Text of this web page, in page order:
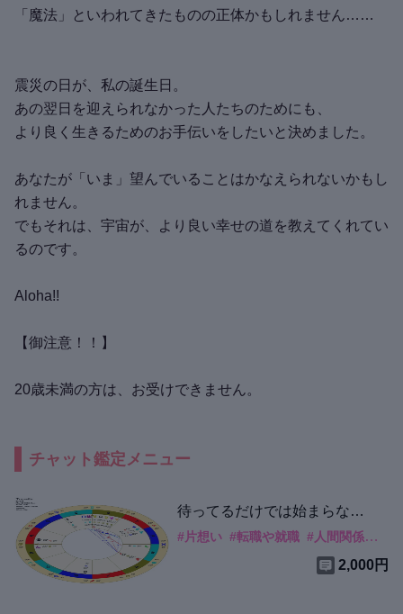
「魔法」といわれてきたものの正体かもしれません……
震災の日が、私の誕生日。
あの翌日を迎えられなかった人たちのためにも、
より良く生きるためのお手伝いをしたいと決めました。
あなたが「いま」望んでいることはかなえられないかもし
れません。
でもそれは、宇宙が、より良い幸せの道を教えてくれてい
るのです。
Aloha!!
【御注意！！】
20歳未満の方は、お受けできません。
チャット鑑定メニュー
待ってるだけでは始まらな
い！ 現状と改善方法をホラリ
# 片想い #転職や就職 #人間関係 #
2,000円